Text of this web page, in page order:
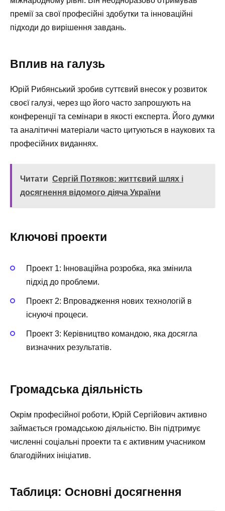
премії за свої професійні здобутки та інноваційні
підходи до вирішення завдань.
Вплив на галузь
Юрій Рибянський зробив суттєвий внесок у розвиток
своєї галузі, через що його часто запрошують на
конференції та семінари в якості експерта. Його думки
та аналітичні матеріали часто цитуються в наукових та
професійних виданнях.
Читати Сергій Потяков: життєвий шлях і
досягнення відомого діяча України
Ключові проекти
Проект 1: Інноваційна розробка, яка змінила
підхід до проблеми.
Проект 2: Впровадження нових технологій в
існуючі процеси.
Проект 3: Керівництво командою, яка досягла
визначних результатів.
Громадська діяльність
Окрім професійної роботи, Юрій Сергійович активно
займається громадською діяльністю. Він підтримує
численні соціальні проекти та є активним учасником
благодійних ініціатив.
Таблиця: Основні досягнення